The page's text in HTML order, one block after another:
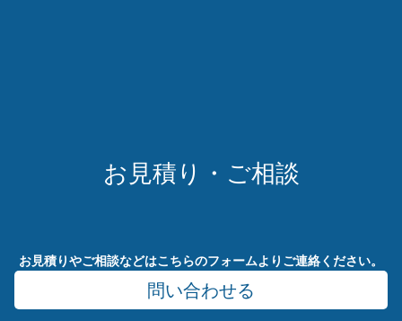
お見積り ・ ご相談
お見積りやご相談などはこちらのフォームよりご連絡ください。
問い合わせる